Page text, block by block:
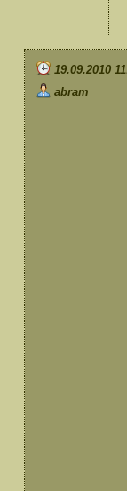
19.09.2010
abram